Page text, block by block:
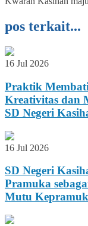
pos terkait...
16 Jul 2026
Praktik
Kreativitas dan
SD Negeri
16 Jul 2026
SD Negeri
Pramuka
Mutu